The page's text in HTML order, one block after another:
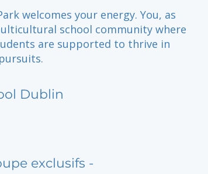
welcomes your energy. You, as
school community where
are supported to thrive in
Dublin
exclusifs -